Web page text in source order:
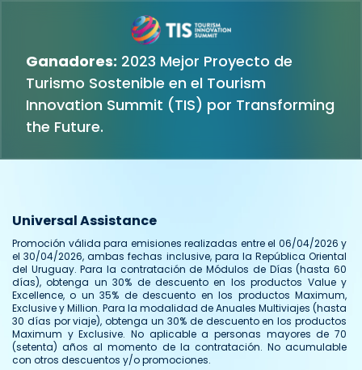
Ganadores: 2023 Mejor Proyecto de
Turismo Sostenible en el Tourism
Innovation Summit (TIS) por Transforming
the Future.
Universal Assistance
Promoción válida para emisiones realizadas entre el 06/04/2026 y
el 30/04/2026, ambas fechas inclusive, para la República Oriental
del Uruguay. Para la contratación de Módulos de Días (hasta 60
días), obtenga un 30% de descuento en los productos Value y
Excellence, o un 35% de descuento en los productos Maximum,
Exclusive y Million. Para la modalidad de Anuales Multiviajes (hasta
30 días por viaje), obtenga un 30% de descuento en los productos
Maximum y Exclusive. No aplicable a personas mayores de 70
(setenta) años al momento de la contratación. No acumulable
con otros descuentos y/o promociones.